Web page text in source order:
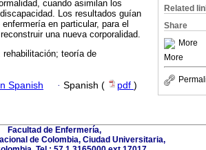
Related
Share
More
More
cuando asimilan los
Los resultados guían
en particular, para el
una nueva corporalidad.
rehabilitación; teoría de
Spanish · Spanish ( pdf )
Facultad de Enfermería,
de Colombia, Ciudad Universitaria,